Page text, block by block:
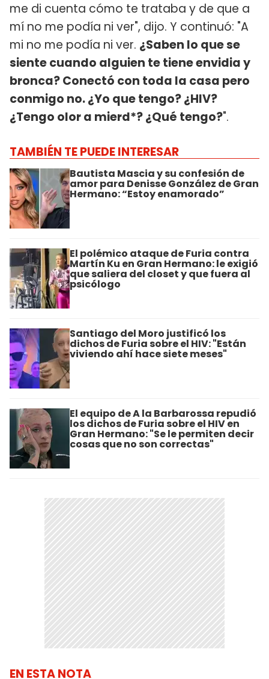
me di cuenta cómo te trataba y de que a
mí no me podía ni ver", dijo. Y continuó: "A
mi no me podía ni ver. ¿Saben lo que se
siente cuando alguien te tiene envidia y
bronca? Conectó con toda la casa pero
conmigo no. ¿Yo que tengo? ¿HIV?
¿Tengo olor a mierd*? ¿Qué tengo?".
TAMBIÉN TE PUEDE INTERESAR
Bautista Mascia y su confesión de
amor para Denisse González de Gran
Hermano: “Estoy enamorado”
El polémico ataque de Furia contra
Martín Ku en Gran Hermano: le exigió
que saliera del closet y que fuera al
psicólogo
Santiago del Moro justificó los
dichos de Furia sobre el HIV: "Están
viviendo ahí hace siete meses"
El equipo de A la Barbarossa repudió
los dichos de Furia sobre el HIV en
Gran Hermano: "Se le permiten decir
cosas que no son correctas"
EN ESTA NOTA